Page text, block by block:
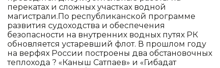
перекатах и сложных участках водной
магистрали.По республиканской программе
развития судоходства и обеспечения
безопасности на внутренних водных путях РК
обновляется устаревший флот. В прошлом году
на верфях России построены два обстановочных
теплохода ? «Каныш Сатпаев» и «Гибадат